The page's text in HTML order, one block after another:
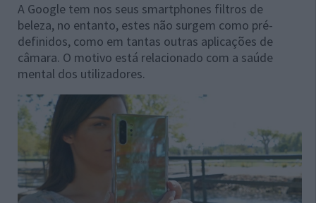
A Google tem nos seus smartphones filtros de
beleza, no entanto, estes não surgem como pré-
definidos, como em tantas outras aplicações de
câmara. O motivo está relacionado com a saúde
mental dos utilizadores.